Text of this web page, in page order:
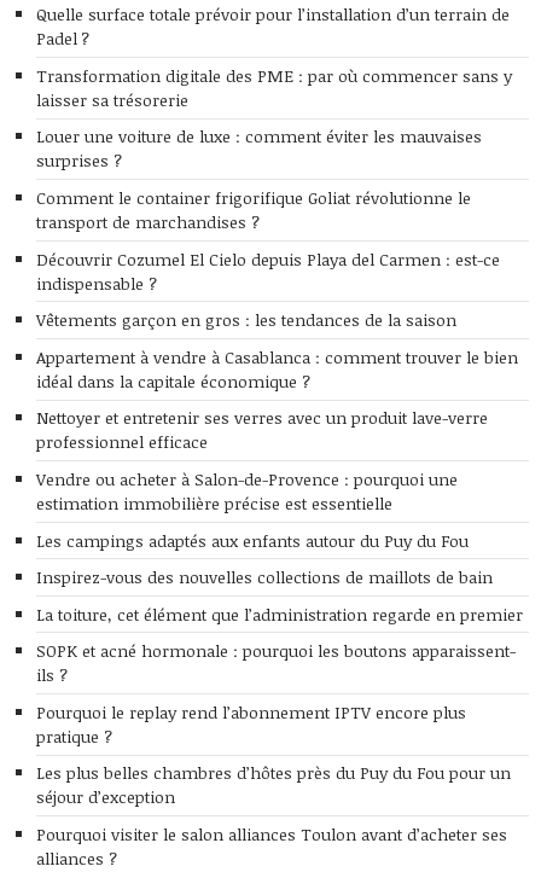
Quelle surface totale prévoir pour l’installation d’un terrain de
Padel ?
Transformation digitale des PME : par où commencer sans y
laisser sa trésorerie
Louer une voiture de luxe : comment éviter les mauvaises
surprises ?
Comment le container frigorifique Goliat révolutionne le
transport de marchandises ?
Découvrir Cozumel El Cielo depuis Playa del Carmen : est-ce
indispensable ?
Vêtements garçon en gros : les tendances de la saison
Appartement à vendre à Casablanca : comment trouver le bien
idéal dans la capitale économique ?
Nettoyer et entretenir ses verres avec un produit lave-verre
professionnel efficace
Vendre ou acheter à Salon-de-Provence : pourquoi une
estimation immobilière précise est essentielle
Les campings adaptés aux enfants autour du Puy du Fou
Inspirez-vous des nouvelles collections de maillots de bain
La toiture, cet élément que l’administration regarde en premier
SOPK et acné hormonale : pourquoi les boutons apparaissent-
ils ?
Pourquoi le replay rend l’abonnement IPTV encore plus
pratique ?
Les plus belles chambres d’hôtes près du Puy du Fou pour un
séjour d’exception
Pourquoi visiter le salon alliances Toulon avant d’acheter ses
alliances ?